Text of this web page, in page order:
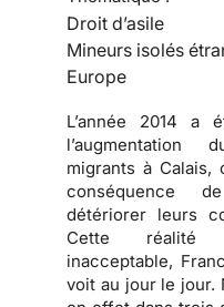
Droit d’asile
Mineurs isolés
Europe
L’année 2014 a
migrants à
conséquence
détériorer leurs
Cette réalité
inacceptable,
voit au jour le jour.